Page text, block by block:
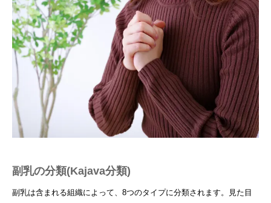
副乳の分類(Kajava分類)
副乳は含まれる組織によって、8つのタイプに分類されます。見た目